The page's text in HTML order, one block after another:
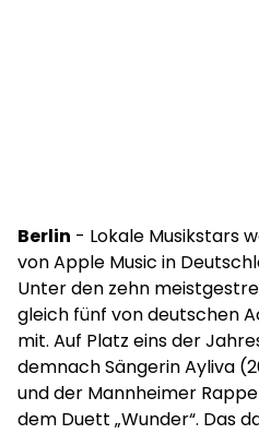
Berlin - Lokale Musikstars
von Apple Music in
Unter den zehn
gleich fünf von deutschen
mit. Auf Platz eins der
demnach Sängerin Ayliva
und der Mannheimer
dem Duett „Wunder“. Das